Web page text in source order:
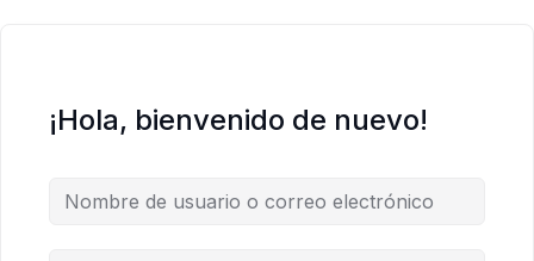
¡Hola, bienvenido de nuevo!